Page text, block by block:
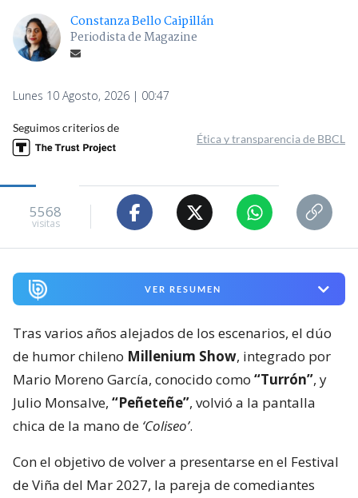
Constanza Bello Caipillán
Periodista de Magazine
Lunes 10 Agosto, 2026 | 00:47
Seguimos criterios de
Ética y transparencia de BBCL
5568
visitas
VER RESUMEN
Tras varios años alejados de los escenarios, el dúo
de humor chileno Millenium Show, integrado por
Mario Moreno García, conocido como “Turrón”, y
Julio Monsalve, “Peñeteñe”, volvió a la pantalla
chica de la mano de ‘Coliseo’.
Con el objetivo de volver a presentarse en el Festival
de Viña del Mar 2027, la pareja de comediantes